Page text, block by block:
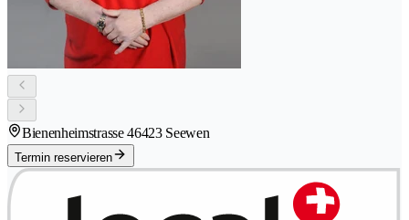
Bienenheimstrasse 46423 Seewen
Termin reservieren